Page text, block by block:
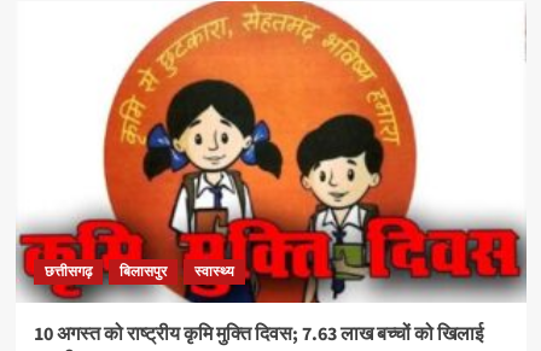
छत्तीसगढ़ बिलासपुर स्वास्थ्य
10 अगस्त को राष्ट्रीय कृमि मुक्ति दिवस; 7.63 लाख बच्चों को खिलाई